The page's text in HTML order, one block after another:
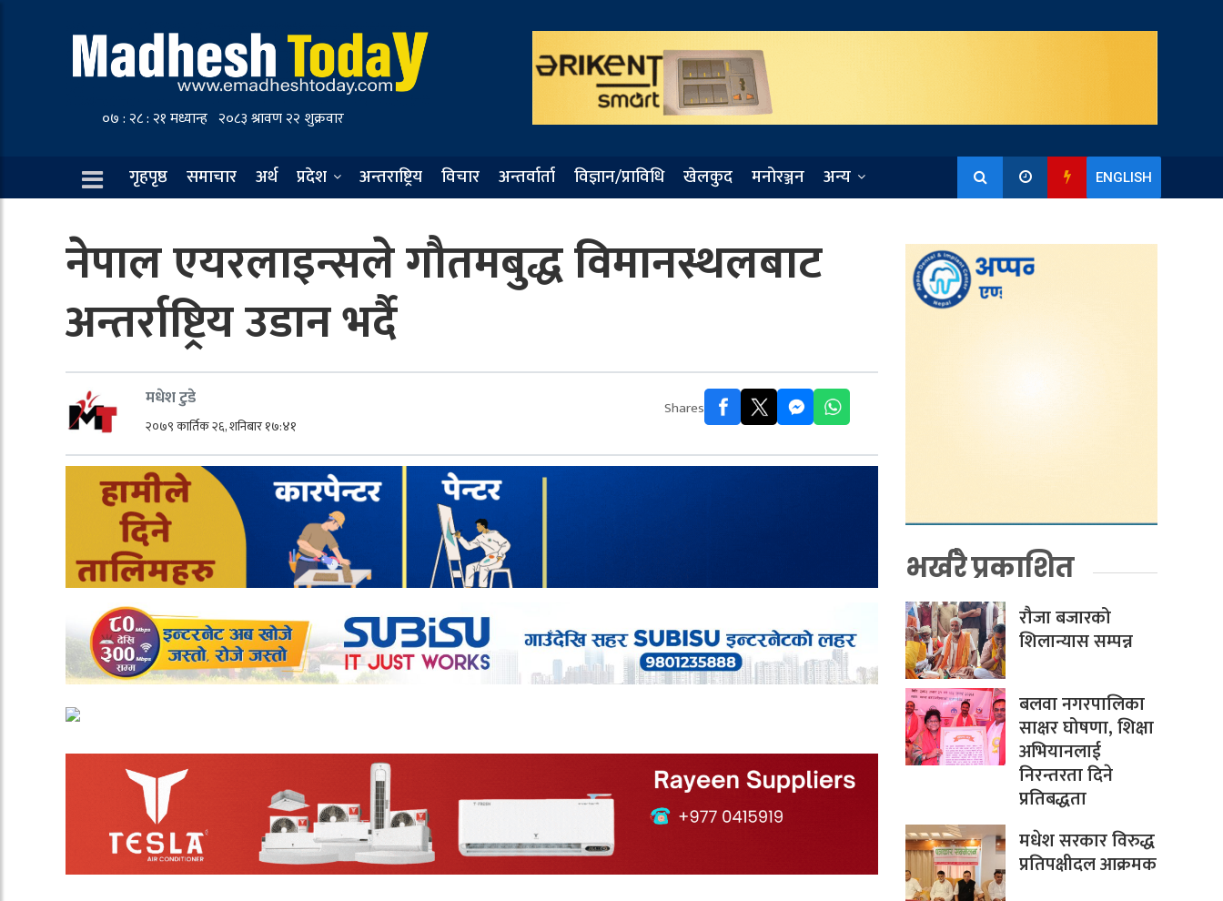
गृहपृष्ठ समाचार अर्थ प्रदेश अन्तराष्ट्रिय विचार अन्तर्वार्ता विज्ञान/प्राविधि खेलकुद मनोरञ्जन अन्य ENGLISH
नेपाल एयरलाइन्सले गौतमबुद्ध विमानस्थलबाट
अन्तर्राष्ट्रिय उडान भर्दै
मधेश टुडे
२०७९ कार्तिक २६, शनिबार १७:४१
Shares
भर्खरै प्रकाशित
रौजा बजारको
शिलान्यास सम्पन्न
बलवा नगरपालिका
साक्षर घोषणा, शिक्षा
अभियानलाई
निरन्तरता दिने
प्रतिबद्धता
मधेश सरकार विरुद्ध
प्रतिपक्षीदल आक्रमक